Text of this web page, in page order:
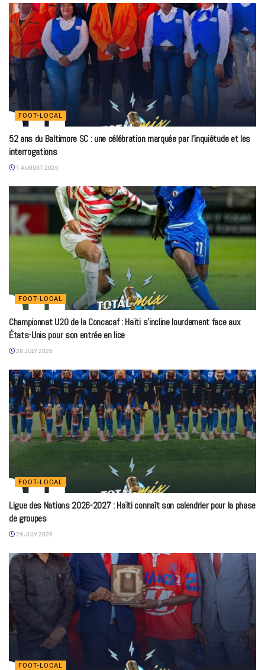
FOOT-LOCAL
52 ans du Baltimore SC : une célébration marquée par l’inquiétude et les
interrogations
1 AUGUST 2026
FOOT-LOCAL
Championnat U20 de la Concacaf : Haïti s’incline lourdement face aux
États-Unis pour son entrée en lice
28 JULY 2026
FOOT-LOCAL
Ligue des Nations 2026-2027 : Haïti connaît son calendrier pour la phase
de groupes
24 JULY 2026
FOOT-LOCAL